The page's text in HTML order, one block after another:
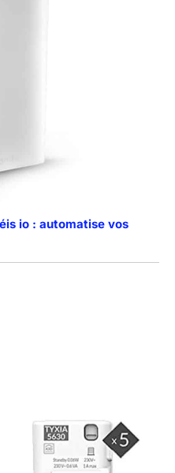
io : automatise vos